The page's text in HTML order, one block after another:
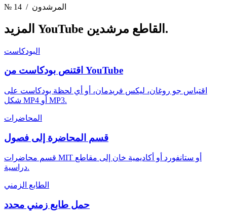
№ 14 / المرشدون
المزيد YouTube القاطع مرشدين.
البودكاست
اقتنص بودكاست من YouTube
اقتباس جو روغان، ليكس فريدمان، أو أي لحظة بودكاست على
شكل MP4 أو MP3.
المحاضرات
قسم المحاضرة إلى فصول
قسم محاضرات MIT أو ستانفورد أو أكاديمية خان إلى مقاطع
دراسية.
الطابع الزمني
حمل طابع زمني محدد